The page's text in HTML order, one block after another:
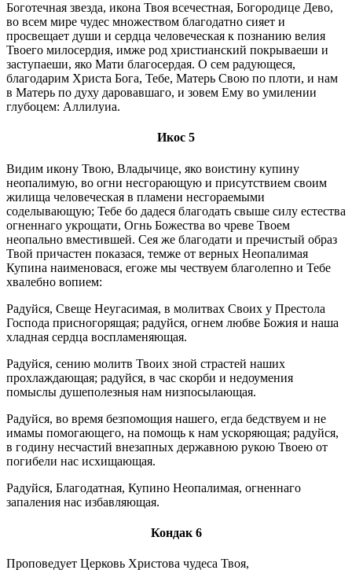
Боготечная звезда, икона Твоя всечестная, Богородице Дево,
во всем мире чудес множеством благодатно сияет и
просвещает души и сердца человеческая к познанию велия
Твоего милосердия, имже род христианский покрываеши и
заступаеши, яко Мати благосердая. О сем радующеся,
благодарим Христа Бога, Тебе, Матерь Свою по плоти, и нам
в Матерь по духу даровавшаго, и зовем Ему во умилении
глубоцем: Аллилуиа.
Икос 5
Видим икону Твою, Владычице, яко воистину купину
неопалимую, во огни несгорающую и присутствием своим
жилища человеческая в пламени несгораемыми
соделывающую; Тебе бо дадеся благодать свыше силу естества
огненнаго укрощати, Огнь Божества во чреве Твоем
неопально вместившей. Сея же благодати и пречистый образ
Твой причастен показася, темже от верных Неопалимая
Купина наименовася, егоже мы чествуем благолепно и Тебе
хвалебно вопием:
Радуйся, Свеще Неугасимая, в молитвах Своих у Престола
Господа присногорящая; радуйся, огнем любве Божия и наша
хладная сердца воспламеняющая.
Радуйся, сению молитв Твоих зной страстей наших
прохлаждающая; радуйся, в час скорби и недоумения
помыслы душеполезныя нам низпосылающая.
Радуйся, во время безпомощия нашего, егда бедствуем и не
имамы помогающего, на помощь к нам ускоряющая; радуйся,
в годину несчастий внезапных державною рукою Твоею от
погибели нас исхищающая.
Радуйся, Благодатная, Купино Неопалимая, огненнаго
запаления нас избавляющая.
Кондак 6
Проповедует Церковь Христова чудеса Твоя,